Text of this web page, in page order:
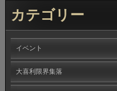
カテゴリー
イベント
大喜利限界集落